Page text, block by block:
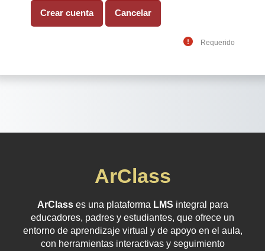
Requerido
ArClass
ArClass es una plataforma LMS integral para
educadores, padres y estudiantes, que ofrece un
entorno de aprendizaje virtual y de apoyo en el aula,
con herramientas interactivas y seguimiento